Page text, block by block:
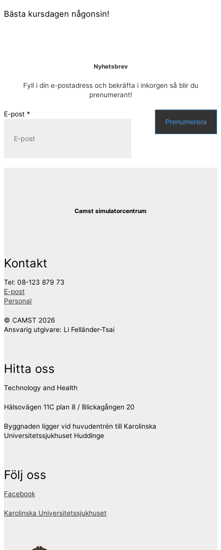
Bästa kursdagen någonsin!
Nyhetsbrev
Fyll i din e-postadress och bekräfta i inkorgen så blir du
prenumerant!
E-post *
Prenumerera
Camst simulatorcentrum
Kontakt
Tel: 08-123 879 73
E-post
Personal
© CAMST 2026
Ansvarig utgivare: Li Felländer-Tsai
Hitta oss
Technology and Health
Hälsovägen 11C plan 8 / Blickagången 20
Byggnaden ligger vid huvudentrén till Karolinska
Universitetssjukhuset Huddinge
Följ oss
Facebook
Karolinska Universitetssjukhuset